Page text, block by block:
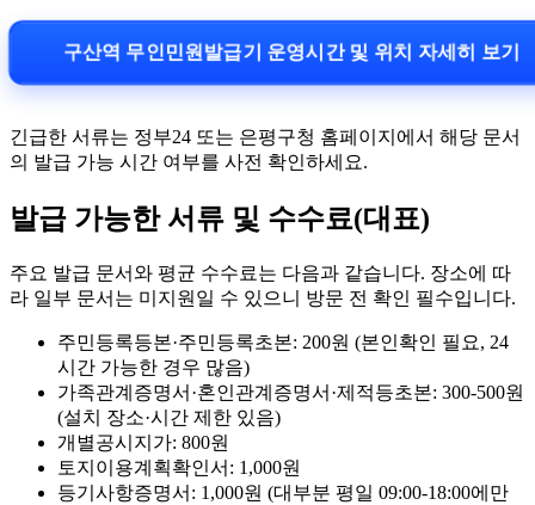
구산역 무인민원발급기 운영시간 및 위치 자세히 보기
긴급한 서류는 정부24 또는 은평구청 홈페이지에서 해당 문서
의 발급 가능 시간 여부를 사전 확인하세요.
발급 가능한 서류 및 수수료(대표)
주요 발급 문서와 평균 수수료는 다음과 같습니다. 장소에 따
라 일부 문서는 미지원일 수 있으니 방문 전 확인 필수입니다.
주민등록등본·주민등록초본: 200원 (본인확인 필요, 24
시간 가능한 경우 많음)
가족관계증명서·혼인관계증명서·제적등초본: 300-500원
(설치 장소·시간 제한 있음)
개별공시지가: 800원
토지이용계획확인서: 1,000원
등기사항증명서: 1,000원 (대부분 평일 09:00-18:00에만